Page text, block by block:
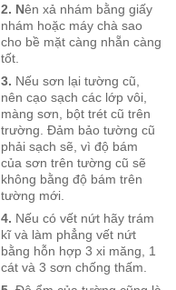
2. Nên xả nhám bằng giấy
nhám hoặc máy chà sao
cho bề mặt càng nhẵn càng
tốt.
3. Nếu sơn lại tường cũ,
nên cạo sạch các lớp vôi,
màng sơn, bột trét cũ trên
trường. Đảm bảo tường cũ
phải sạch sẽ, vì độ bám
của sơn trên tường cũ sẽ
không bằng độ bám trên
tường mới.
4. Nếu có vết nứt hãy trám
kĩ và làm phẳng vết nứt
bằng hỗn hợp 3 xi măng, 1
cát và 3 sơn chống thấm.